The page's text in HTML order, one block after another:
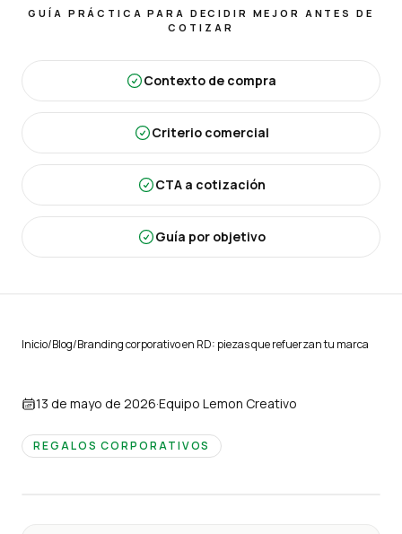
GUÍA PRÁCTICA PARA DECIDIR MEJOR ANTES DE
COTIZAR
Contexto de compra
Criterio comercial
CTA a cotización
Guía por objetivo
Inicio/Blog/Branding corporativo en RD: piezas que refuerzan tu marca
13 de mayo de 2026·Equipo Lemon Creativo
REGALOS CORPORATIVOS